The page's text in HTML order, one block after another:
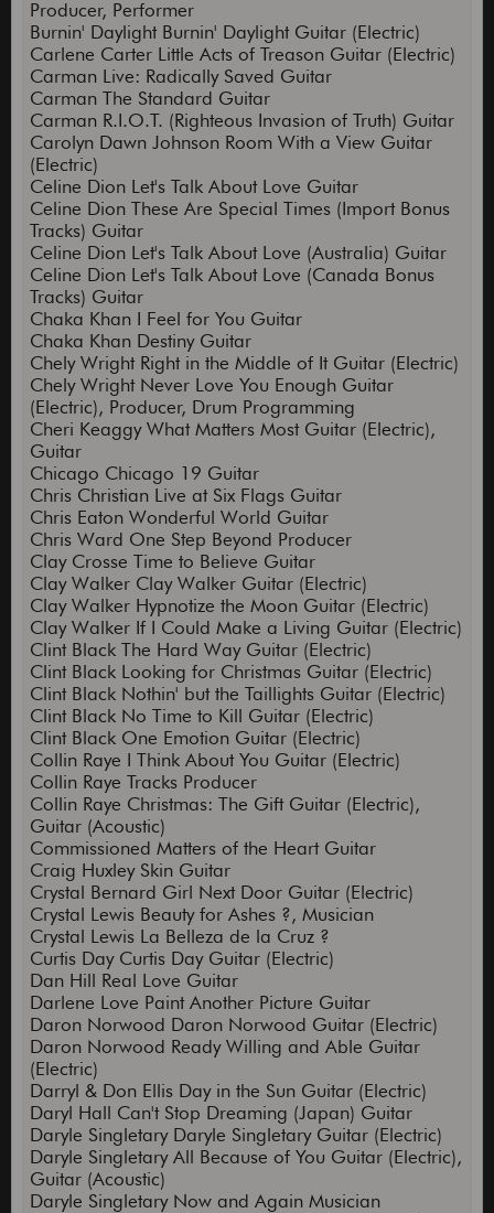
Producer, Performer
Burnin' Daylight Burnin' Daylight Guitar (Electric)
Carlene Carter Little Acts of Treason Guitar (Electric)
Carman Live: Radically Saved Guitar
Carman The Standard Guitar
Carman R.I.O.T. (Righteous Invasion of Truth) Guitar
Carolyn Dawn Johnson Room With a View Guitar
(Electric)
Celine Dion Let's Talk About Love Guitar
Celine Dion These Are Special Times (Import Bonus
Tracks) Guitar
Celine Dion Let's Talk About Love (Australia) Guitar
Celine Dion Let's Talk About Love (Canada Bonus
Tracks) Guitar
Chaka Khan I Feel for You Guitar
Chaka Khan Destiny Guitar
Chely Wright Right in the Middle of It Guitar (Electric)
Chely Wright Never Love You Enough Guitar
(Electric), Producer, Drum Programming
Cheri Keaggy What Matters Most Guitar (Electric),
Guitar
Chicago Chicago 19 Guitar
Chris Christian Live at Six Flags Guitar
Chris Eaton Wonderful World Guitar
Chris Ward One Step Beyond Producer
Clay Crosse Time to Believe Guitar
Clay Walker Clay Walker Guitar (Electric)
Clay Walker Hypnotize the Moon Guitar (Electric)
Clay Walker If I Could Make a Living Guitar (Electric)
Clint Black The Hard Way Guitar (Electric)
Clint Black Looking for Christmas Guitar (Electric)
Clint Black Nothin' but the Taillights Guitar (Electric)
Clint Black No Time to Kill Guitar (Electric)
Clint Black One Emotion Guitar (Electric)
Collin Raye I Think About You Guitar (Electric)
Collin Raye Tracks Producer
Collin Raye Christmas: The Gift Guitar (Electric),
Guitar (Acoustic)
Commissioned Matters of the Heart Guitar
Craig Huxley Skin Guitar
Crystal Bernard Girl Next Door Guitar (Electric)
Crystal Lewis Beauty for Ashes ?, Musician
Crystal Lewis La Belleza de la Cruz ?
Curtis Day Curtis Day Guitar (Electric)
Dan Hill Real Love Guitar
Darlene Love Paint Another Picture Guitar
Daron Norwood Daron Norwood Guitar (Electric)
Daron Norwood Ready Willing and Able Guitar
(Electric)
Darryl & Don Ellis Day in the Sun Guitar (Electric)
Daryl Hall Can't Stop Dreaming (Japan) Guitar
Daryle Singletary Daryle Singletary Guitar (Electric)
Daryle Singletary All Because of You Guitar (Electric),
Guitar (Acoustic)
Daryle Singletary Now and Again Musician